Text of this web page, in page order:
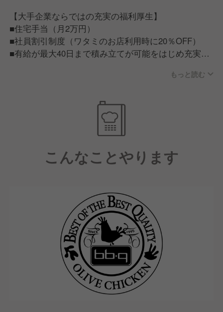
理部門やマーケティング・店舗開発等
【大手企業ならではの充実の福利厚生】
■住宅手当（月2万円）
■社員割引制度（ワタミのお店利用時に20％OFF）
■有給が最大40日まで積み立てが可能をはじめ充実の
■ワタミで働く従業員は「人が良い」。仕事だけでは
ない一生ものの仲間が見つかる。
■ワタミチャレンジアワード/仲間と夢を語る会等従業
員のキャリア実現に力を入れた制度もあり、この会社
にいれば成長できそう。
もっと読む
こんなことやります